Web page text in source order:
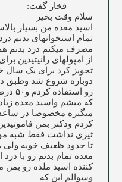
فخار گفت:
سلام وقت بخیر
اسید معده من بسیار
تمام استخوانهای بدنم
مصرف میکنم درد بدنم
از امپولهای رانیتیدین
تجویز کرد برای یک سال
دوباره شروع شد وطبق
رو
که میشم واسید معده
میگیره مخصوصا در ساعد
کردم ودکتر بمن
ثیری نداشت فقط شبه
تا حدود ظعیف خوبه
معده تمام بدنم رو با درد
کننده اسید ملده رو بمن
وسوالم این که